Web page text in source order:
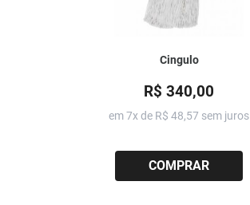
Cingulo
R$ 340,00
em 7x de R$ 48,57 sem juros